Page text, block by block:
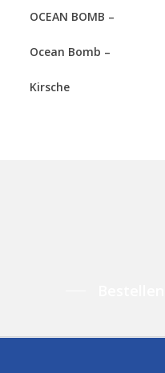
OCEAN BOMB –
Ocean Bomb –
Kirsche